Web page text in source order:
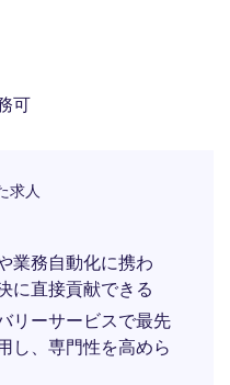
可
求人
業務自動化に携わ
に直接貢献できる
リーサービスで最先
し、専門性を高めら